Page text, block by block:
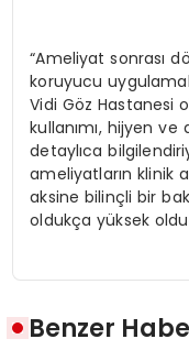
“Ameliyat sonrası
koruyucu
Vidi Göz Hastanesi
kullanımı, hijyen ve
detaylıca
ameliyatların klinik
aksine bilinçli bir
oldukça yüksek
Benzer